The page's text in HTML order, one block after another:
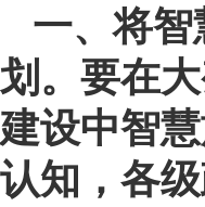
一、将
划。 要在
建设中智
认知，各